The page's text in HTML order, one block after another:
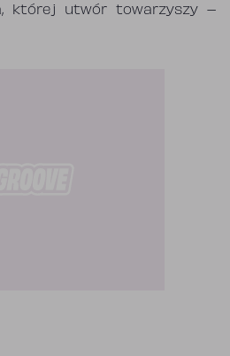
której utwór towarzyszy –